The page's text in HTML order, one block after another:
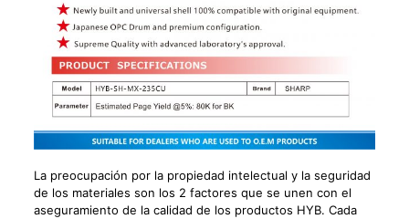
La preocupación por la propiedad intelectual y la seguridad
de los materiales son los 2 factores que se unen con el
aseguramiento de la calidad de los productos HYB. Cada